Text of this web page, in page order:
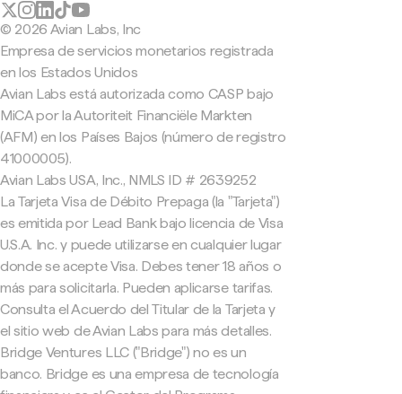
© 2026 Avian Labs, Inc
Empresa de servicios monetarios registrada
en los Estados Unidos
Avian Labs está autorizada como CASP bajo
MiCA por la Autoriteit Financiële Markten
(AFM) en los Países Bajos (número de registro
41000005).
Avian Labs USA, Inc., NMLS ID # 2639252
La Tarjeta Visa de Débito Prepaga (la "Tarjeta")
es emitida por Lead Bank bajo licencia de Visa
U.S.A. Inc. y puede utilizarse en cualquier lugar
donde se acepte Visa. Debes tener 18 años o
más para solicitarla. Pueden aplicarse tarifas.
Consulta el Acuerdo del Titular de la Tarjeta y
el sitio web de Avian Labs para más detalles.
Bridge Ventures LLC ("Bridge") no es un
banco. Bridge es una empresa de tecnología